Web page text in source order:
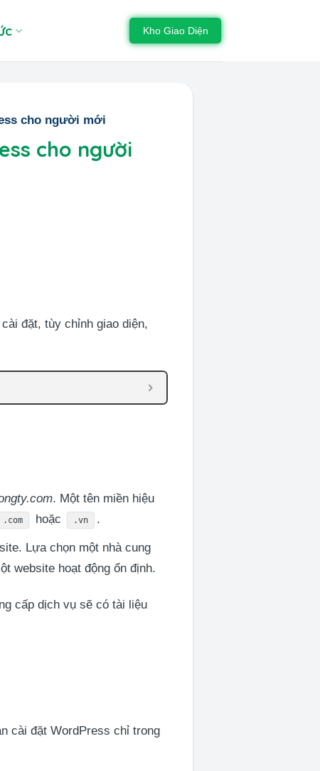
Kho Giao Diện
cho người mới
cho người
đặt, tùy chỉnh giao diện,
. Một tên miền hiệu
.com hoặc .vn .
Lựa chọn một nhà cung
website hoạt động ổn định.
cấp dịch vụ sẽ có tài liệu
cài đặt WordPress chỉ trong